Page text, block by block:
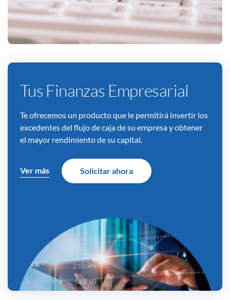
Tus Finanzas Empresarial
Te ofrecemos un producto que le permitirá invertir los
excedentes del flujo de caja de su empresa y obtener
el mayor rendimiento de su capital.
Ver más Solicitar ahora